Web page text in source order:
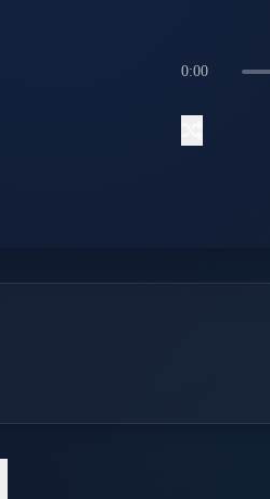
0:00